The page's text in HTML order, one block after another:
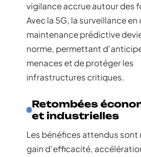
vigilance accrue autour des
Avec la 5G, la surveillance
maintenance prédictive
norme, permettant
menaces et de protéger les
infrastructures critiques.
Retombées
et industrielles
Les bénéfices attendus sont
gain d’efficacité,